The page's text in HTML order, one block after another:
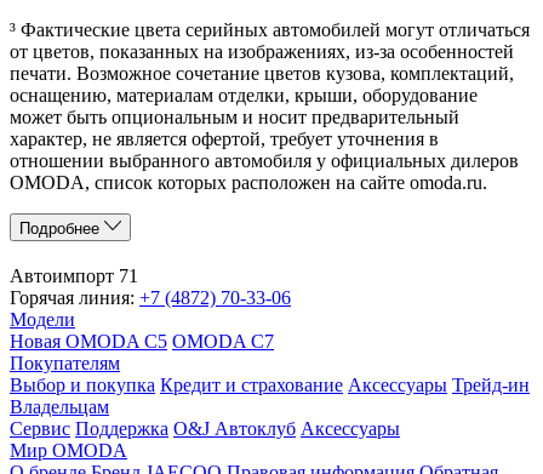
³ Фактические цвета серийных автомобилей могут отличаться
от цветов, показанных на изображениях, из-за особенностей
печати. Возможное сочетание цветов кузова, комплектаций,
оснащению, материалам отделки, крыши, оборудование
может быть опциональным и носит предварительный
характер, не является офертой, требует уточнения в
отношении выбранного автомобиля у официальных дилеров
OMODA, список которых расположен на сайте omoda.ru.
Подробнее
Автоимпорт 71
Горячая линия: +7 (4872) 70-33-06
Модели
Новая OMODA C5 OMODA C7
Покупателям
Выбор и покупка Кредит и страхование Аксессуары Трейд-ин
Владельцам
Сервис Поддержка O&J Автоклуб Аксессуары
Мир OMODA